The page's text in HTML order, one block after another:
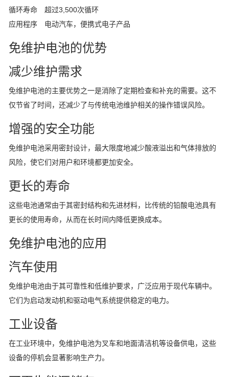
循环寿命
超过3,500次循环
应用程序
电动汽车，便携式电子产品
免维护电池的优势
减少维护需求
免维护电池的主要优势之一是消除了定期检查和补充的需要。这不
仅节省了时间，还减少了与传统电池维护相关的操作错误风险。
增强的安全功能
免维护电池采用密封设计，最大限度地减少酸液溢出和气体排放的
风险，使它们对用户和环境都更加安全。
更长的寿命
这些电池通常由于其密封结构和先进材料，比传统的铅酸电池具有
更长的使用寿命，从而在长时间内降低更换成本。
免维护电池的应用
汽车使用
免维护电池由于其可靠性和低维护要求，广泛应用于现代车辆中。
它们为启动发动机和驱动电气系统提供稳定的电力。
工业设备
在工业环境中，免维护电池为叉车和地面清洁机等设备供电，这些
设备的停机会显著影响生产力。